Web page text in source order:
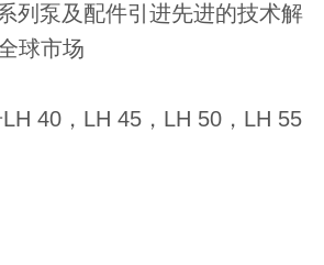
列泵及配件引进先进的技术解
球市场
40，LH 45，LH 50，LH 55